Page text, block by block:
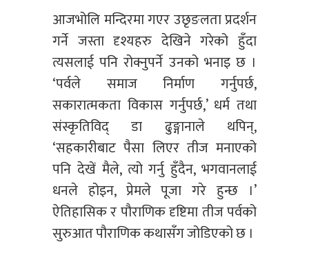
आजभोलि मन्दिरमा गएर उछृङलता प्रदर्शन
गर्ने जस्ता दृश्यहरु देखिने गरेको हुँदा
त्यसलाई पनि रोक्नुपर्ने उनको भनाइ छ ।
‘पर्वले समाज निर्माण गर्नुपर्छ,
सकारात्मकता विकास गर्नुपर्छ,’ धर्म तथा
संस्कृतिविद् डा ढुङ्गानाले थपिन्,
‘सहकारीबाट पैसा लिएर तीज मनाएको
पनि देखें मैले, त्यो गर्नु हुँदैन, भगवानलाई
धनले होइन, प्रेमले पूजा गरे हुन्छ ।’
ऐतिहासिक र पौराणिक दृष्टिमा तीज पर्वको
सुरुआत पौराणिक कथासँग जोडिएको छ ।